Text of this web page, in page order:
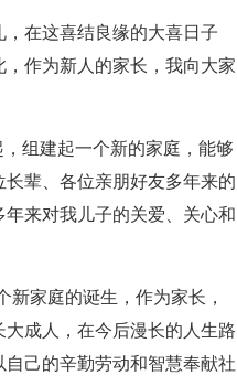
在这喜结良缘的大喜日子
作为新人的家长，我向大家
组建起一个新的家庭，能够
辈、各位亲朋好友多年来的
来对我儿子的关爱、关心和
家庭的诞生，作为家长，
成人，在今后漫长的人生路
己的辛勤劳动和智慧奉献社